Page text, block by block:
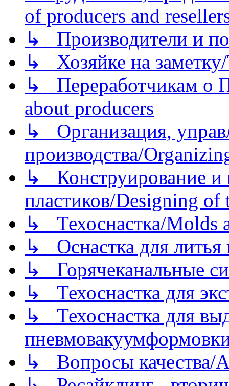
of producers and
↳ Производители и
↳ Хозяйке на
↳ Переработчикам о
about producers
↳ Организация,
производства/
↳ Конструирование и
пластиков/Designing of
↳ Техоснастка/Molds
↳ Оснастка для литья
↳ Горячеканальные
↳ Техоснастка для
↳ Техоснастка для
↳ Вопросы качества/